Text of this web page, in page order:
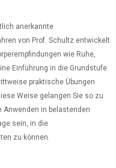
anerkannte
von Prof. Schultz entwickelt
wie Ruhe,
Einführung in die Grundstufe
praktische Übungen
Weise gelangen Sie so zu
in belastenden
sein, in die
zu können.